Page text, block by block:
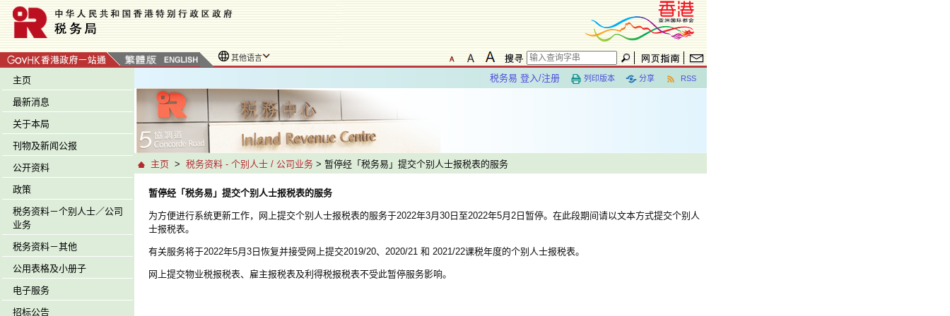
其他语言
主页
最新消息
关于本局
刊物及新闻公报
公开资料
政策
税务资料－个别人士／公司
业务
税务资料－其他
公用表格及小册子
电子服务
招标公告
RSS
分享
列印版本
税务易 登入/注册
主页 > 税务资料 - 个别人士 / 公司业务 > 暂停经「税务易」提交个别人士报税表的服务
暂停经「税务易」提交个别人士报税表的服务
为方便进行系统更新工作，网上提交个别人士报税表的服务于2022年3月30日至2022年5月2日暂停。在此段期间请以文本方式提交个别人
士报税表。
有关服务将于2022年5月3日恢复并接受网上提交2019/20、2020/21 和 2021/22课税年度的个别人士报税表。
网上提交物业税报税表、雇主报税表及利得税报税表不受此暂停服务影响。